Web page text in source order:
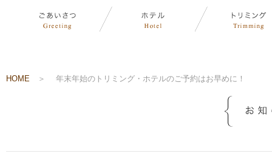
HOME ＞ 年末年始のトリミング・ホテルのご予約はお早めに！